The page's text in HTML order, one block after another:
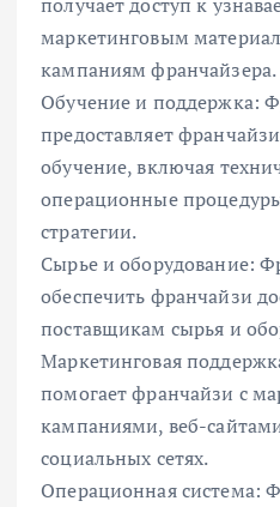
маркетинговым
кампаниям франчайзера.
Обучение и поддержка:
предоставляет
обучение, включая
операционные
стратегии.
Сырье и оборудование:
обеспечить франчайзи
поставщикам сырья и
Маркетинговая
помогает франчайзи с
кампаниями, веб-
социальных сетях.
Операционная система: